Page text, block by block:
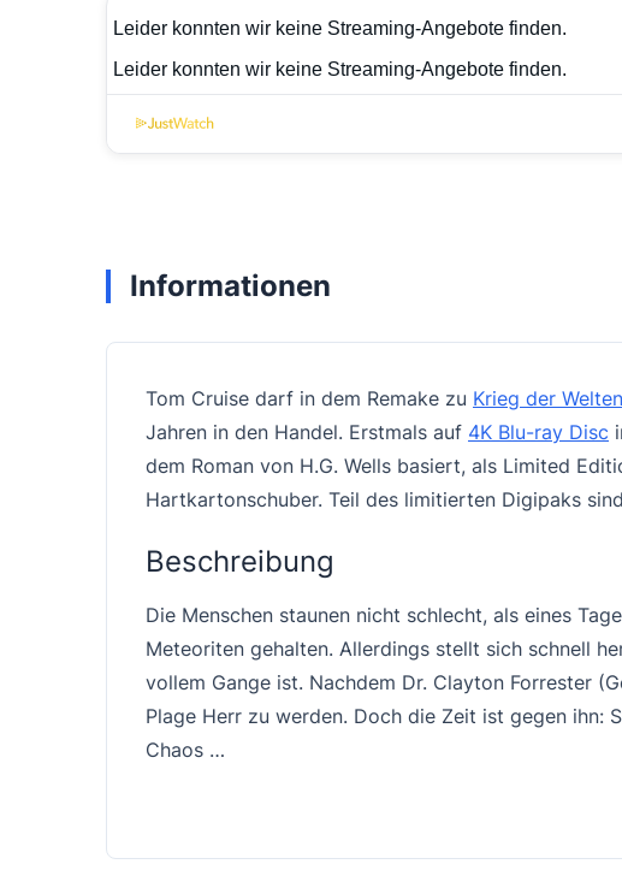
Informationen
Tom Cruise darf in dem Remake zu Krieg der Welten
Jahren in den Handel. Erstmals auf 4K Blu-ray Disc
dem Roman von H.G. Wells basiert, als Limited
Hartkartonschuber. Teil des limitierten Digipaks
Beschreibung
Die Menschen staunen nicht schlecht, als eines
Meteoriten gehalten. Allerdings stellt sich schnell
vollem Gange ist. Nachdem Dr. Clayton Forrester
Plage Herr zu werden. Doch die Zeit ist gegen ihn:
Chaos …